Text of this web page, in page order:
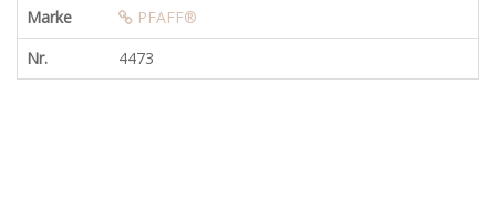
Marke
PFAFF®
Nr.
4473